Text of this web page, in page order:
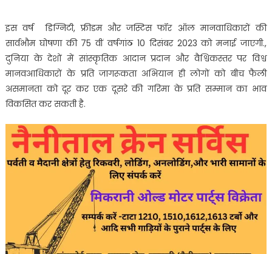
इस वर्ष डिग्निटी, फ्रीडम और जस्टिस फॉर ऑल मानवाधिकारों की
सार्वभौम घोषणा की 75 वीं वर्षगांठ 10 दिसंबर 2023 को मनाई जाएगी.,
दुनिया के देशों में सांस्कृतिक आदान प्रदान और वैश्विकस्तर पर विश्व
मानवआधिकारों के प्रति जागरूकता अभियान ही लोगों को बीच फैली
असमानता को दूर कर एक दूसरे की गरिमा के प्रति सम्मान का भाव
विकसित कर सकती है.